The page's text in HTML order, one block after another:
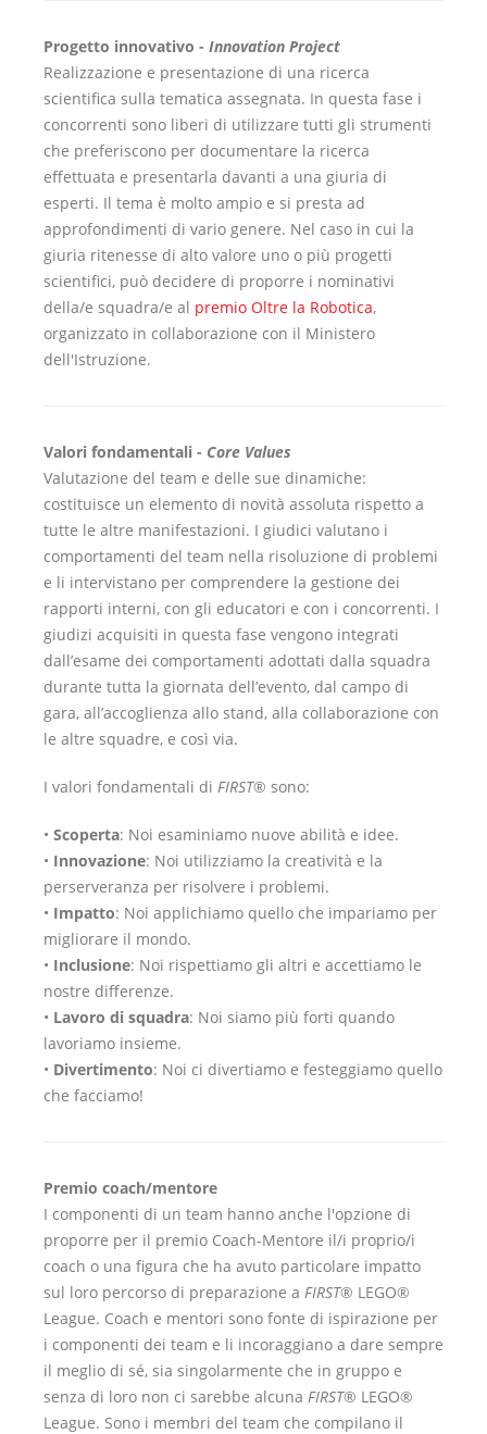
Progetto innovativo - Innovation Project
Realizzazione e presentazione di una ricerca
scientifica sulla tematica assegnata. In questa fase i
concorrenti sono liberi di utilizzare tutti gli strumenti
che preferiscono per documentare la ricerca
effettuata e presentarla davanti a una giuria di
esperti. Il tema è molto ampio e si presta ad
approfondimenti di vario genere. Nel caso in cui la
giuria ritenesse di alto valore uno o più progetti
scientifici, può decidere di proporre i nominativi
della/e squadra/e al premio Oltre la Robotica,
organizzato in collaborazione con il Ministero
dell'Istruzione.
Valori fondamentali - Core Values
Valutazione del team e delle sue dinamiche:
costituisce un elemento di novità assoluta rispetto a
tutte le altre manifestazioni. I giudici valutano i
comportamenti del team nella risoluzione di problemi
e li intervistano per comprendere la gestione dei
rapporti interni, con gli educatori e con i concorrenti. I
giudizi acquisiti in questa fase vengono integrati
dall’esame dei comportamenti adottati dalla squadra
durante tutta la giornata dell’evento, dal campo di
gara, all’accoglienza allo stand, alla collaborazione con
le altre squadre, e così via.
I valori fondamentali di FIRST® sono:
• Scoperta: Noi esaminiamo nuove abilità e idee.
• Innovazione: Noi utilizziamo la creatività e la
perserveranza per risolvere i problemi.
• Impatto: Noi applichiamo quello che impariamo per
migliorare il mondo.
• Inclusione: Noi rispettiamo gli altri e accettiamo le
nostre differenze.
• Lavoro di squadra: Noi siamo più forti quando
lavoriamo insieme.
• Divertimento: Noi ci divertiamo e festeggiamo quello
che facciamo!
Premio coach/mentore
I componenti di un team hanno anche l'opzione di
proporre per il premio Coach-Mentore il/i proprio/i
coach o una figura che ha avuto particolare impatto
sul loro percorso di preparazione a FIRST® LEGO®
League. Coach e mentori sono fonte di ispirazione per
i componenti dei team e li incoraggiano a dare sempre
il meglio di sé, sia singolarmente che in gruppo e
senza di loro non ci sarebbe alcuna FIRST® LEGO®
League. Sono i membri del team che compilano il